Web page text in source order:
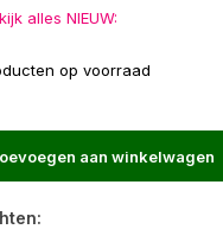
alles NIEUW:
op voorraad
aan winkelwagen